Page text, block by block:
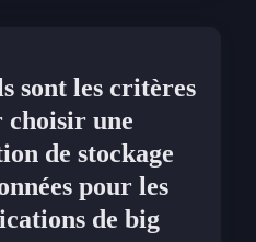
sont les critères
choisir une
de stockage
pour les
de big